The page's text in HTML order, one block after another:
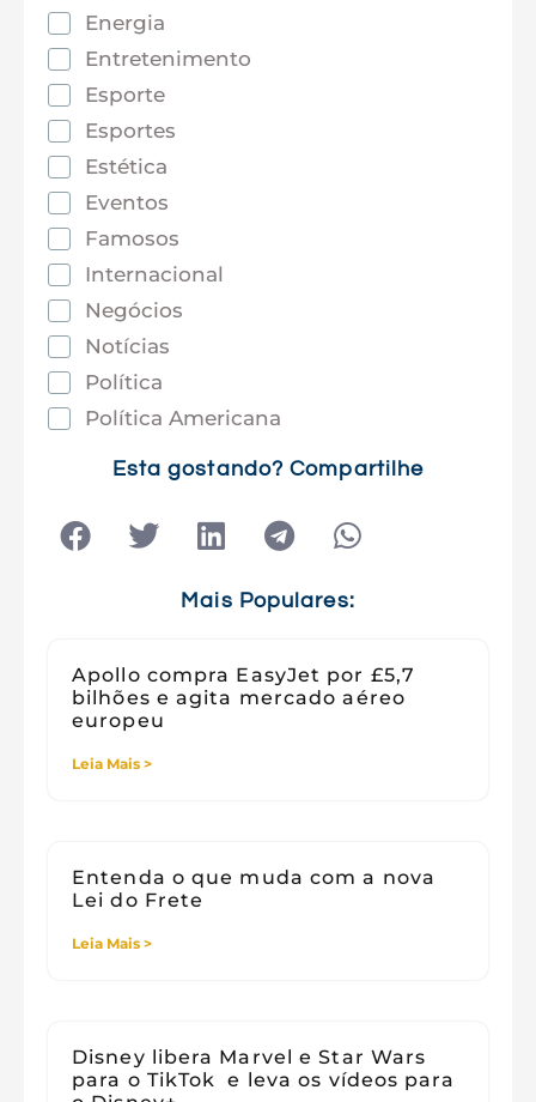
Energia
Entretenimento
Esporte
Esportes
Estética
Eventos
Famosos
Internacional
Negócios
Notícias
Política
Política Americana
Tecnologia
Esta gostando? Compartilhe
Mais Populares:
Apollo compra EasyJet por £5,7
bilhões e agita mercado aéreo
europeu
Leia Mais >
Entenda o que muda com a nova
Lei do Frete
Leia Mais >
Disney libera Marvel e Star Wars
para o TikTok e leva os vídeos para